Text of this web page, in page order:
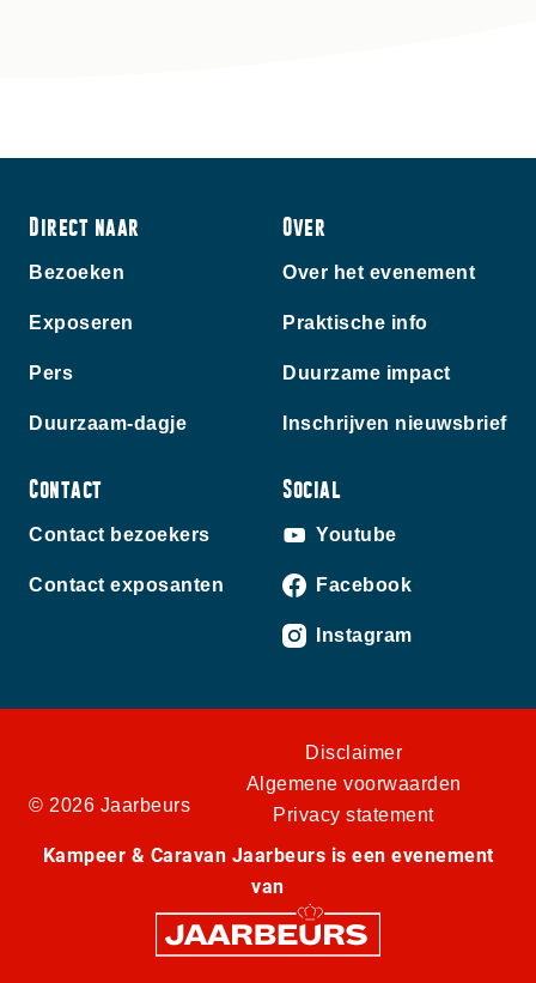
Direct naar
Bezoeken
Exposeren
Pers
Duurzaam-dagje
Over
Over het evenement
Praktische info
Duurzame impact
Inschrijven nieuwsbrief
Contact
Contact bezoekers
Contact exposanten
Social
Youtube
Facebook
Instagram
© 2026 Jaarbeurs
Disclaimer
Algemene voorwaarden
Privacy statement
Kampeer & Caravan Jaarbeurs is een evenement
van